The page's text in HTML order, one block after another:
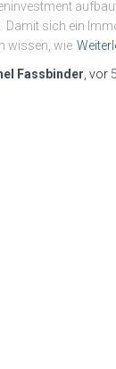
Damit sich ein
wissen, wie
Fassbinder , vor